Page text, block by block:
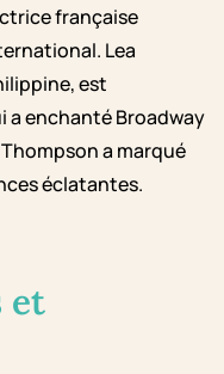
française
Lea
est
a enchanté Broadway
a marqué
éclatantes.
et